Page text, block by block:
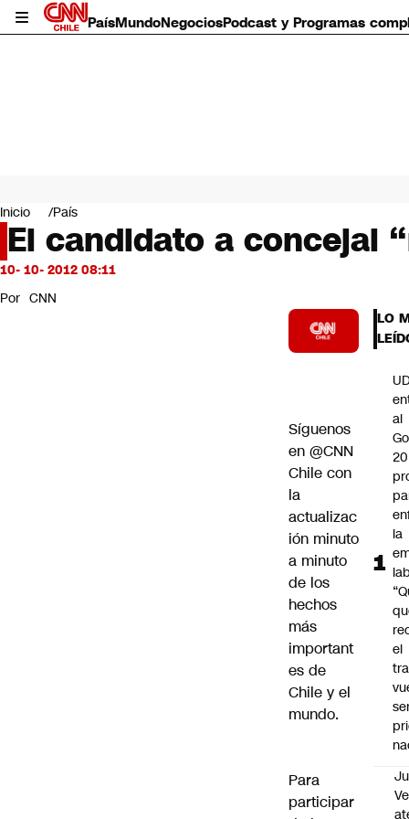
PaísMundoNegociosPodcast y Programas
Mundo
Negocios
Deportes
Programas completos
Servicios
Inicio País
El candidato a concejal
10- 10- 2012 08:11
Por CNN
Síguenos
en @CNN
Chile con
la
actualizac
ión minuto
a minuto
de los
hechos
más
important
es de
Chile y el
mundo.
Para
participar
LO
al
20
la
el